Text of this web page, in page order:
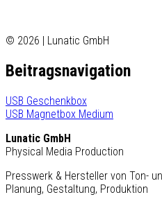
© 2026 | Lunatic GmbH
Beitragsnavigation
USB Geschenkbox
USB Magnetbox Medium
Lunatic GmbH
Physical Media Production
Presswerk & Hersteller von Ton-
Planung, Gestaltung, Produktion